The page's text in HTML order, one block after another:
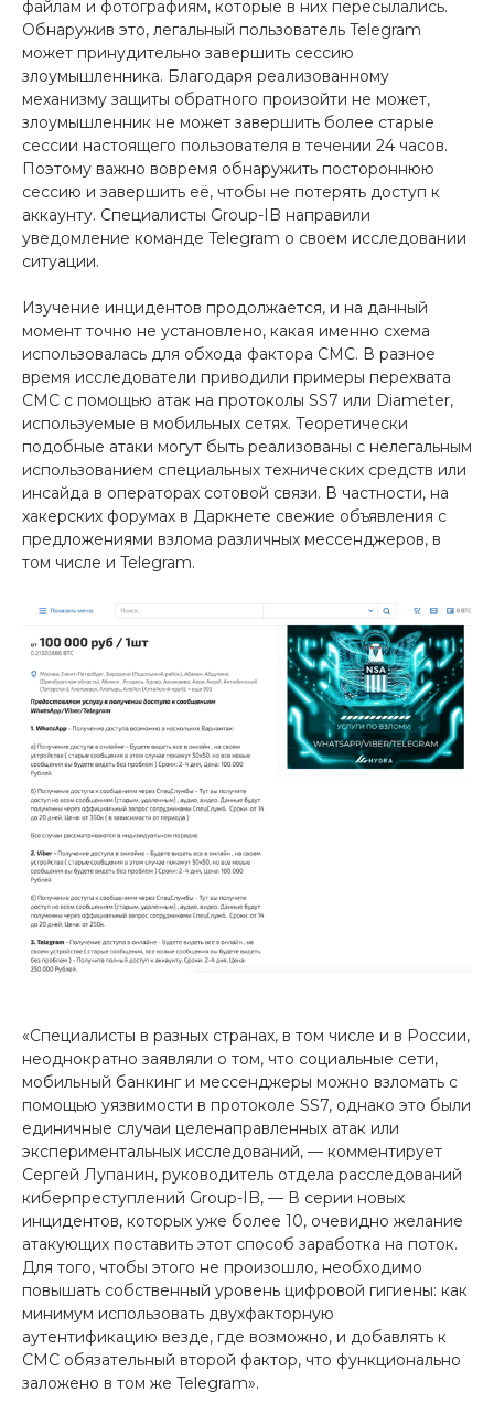
файлам и фотографиям, которые в них пересылались.
Обнаружив это, легальный пользователь Telegram
может принудительно завершить сессию
злоумышленника. Благодаря реализованному
механизму защиты обратного произойти не может,
злоумышленник не может завершить более старые
сессии настоящего пользователя в течении 24 часов.
Поэтому важно вовремя обнаружить постороннюю
сессию и завершить её, чтобы не потерять доступ к
аккаунту. Специалисты Group-IB направили
уведомление команде Telegram о своем исследовании
ситуации.
Изучение инцидентов продолжается, и на данный
момент точно не установлено, какая именно схема
использовалась для обхода фактора СМС. В разное
время исследователи приводили примеры перехвата
СМС с помощью атак на протоколы SS7 или Diameter,
используемые в мобильных сетях. Теоретически
подобные атаки могут быть реализованы с нелегальным
использованием специальных технических средств или
инсайда в операторах сотовой связи. В частности, на
хакерских форумах в Даркнете свежие объявления с
предложениями взлома различных мессенджеров, в
том числе и Telegram.
«Специалисты в разных странах, в том числе и в России,
неоднократно заявляли о том, что социальные сети,
мобильный банкинг и мессенджеры можно взломать с
помощью уязвимости в протоколе SS7, однако это были
единичные случаи целенаправленных атак или
экспериментальных исследований, — комментирует
Сергей Лупанин, руководитель отдела расследований
киберпреступлений Group-IB, — В серии новых
инцидентов, которых уже более 10, очевидно желание
атакующих поставить этот способ заработка на поток.
Для того, чтобы этого не произошло, необходимо
повышать собственный уровень цифровой гигиены: как
минимум использовать двухфакторную
аутентификацию везде, где возможно, и добавлять к
СМС обязательный второй фактор, что функционально
заложено в том же Telegram».